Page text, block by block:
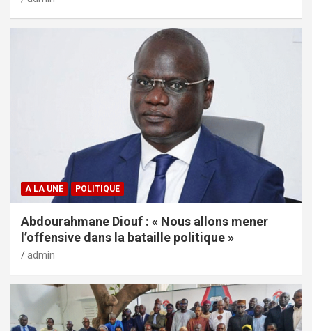
A LA UNE POLITIQUE
Abdourahmane Diouf : « Nous allons mener
l’offensive dans la bataille politique »
admin